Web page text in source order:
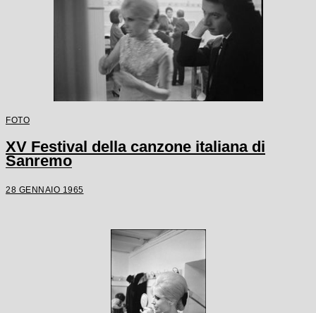
FOTO
XV Festival della canzone italiana di
Sanremo
28 GENNAIO 1965